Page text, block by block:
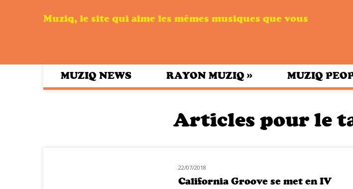
Muziq, le site qui aime les mêmes musiques que vous
MUZIQ NEWS RAYON MUZIQ » MUZIQ
Articles pour le
22/07/2018
California Groove se met en IV